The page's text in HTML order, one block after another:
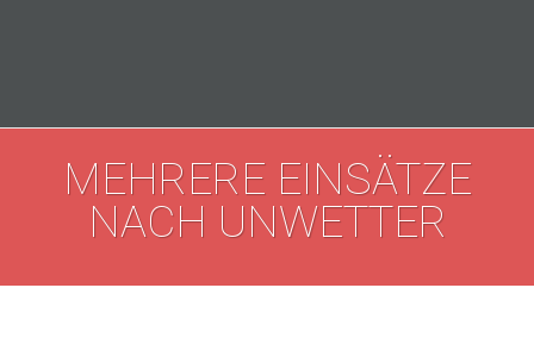
MEHRERE EINSÄTZE
NACH UNWETTER